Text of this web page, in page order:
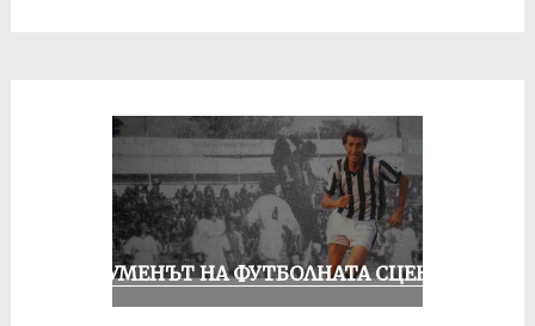
ШОУМЕНЪТ НА ФУТБОЛНАТА СЦЕНА